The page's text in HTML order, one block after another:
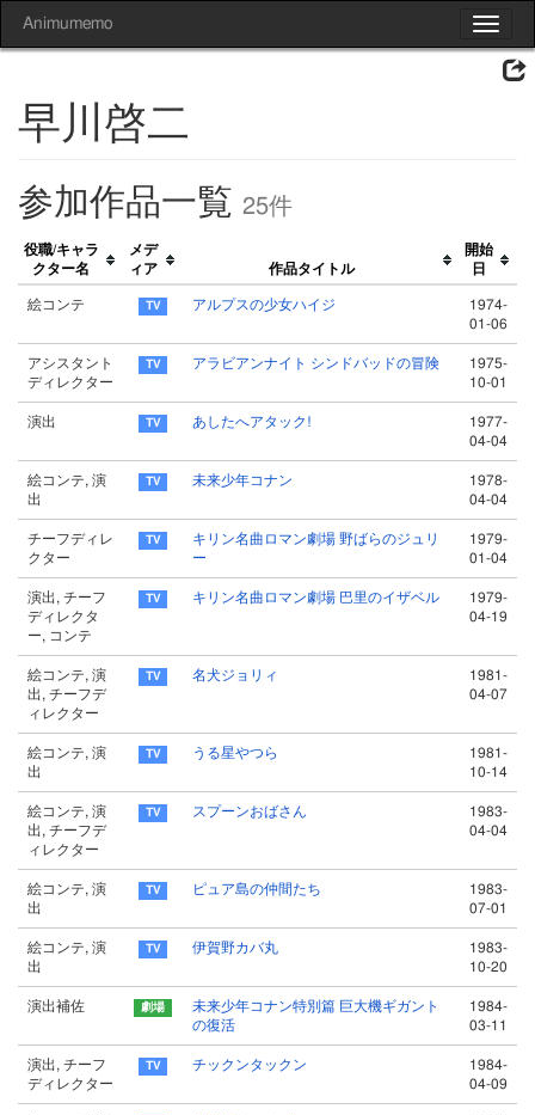
Toggle
Animumemo
早川啓二
参加作品一覧 25件
役職/キャラ
クター名
メデ
ィア
作品タイトル
開始
日
絵コンテ アルプスの少女ハイジ
1974-
01-06
アシスタント
ディレクター
アラビアンナイト シンドバッドの冒険
1975-
10-01
演出 あしたへアタック!
1977-
04-04
絵コンテ, 演
出
未来少年コナン
1978-
04-04
チーフディレ
クター
キリン名曲ロマン劇場 野ばらのジュリ
ー
1979-
01-04
演出, チーフ
ディレクタ
ー, コンテ
キリン名曲ロマン劇場 巴里のイザベル
1979-
04-19
絵コンテ, 演
出, チーフデ
ィレクター
名犬ジョリィ
1981-
04-07
絵コンテ, 演
出
うる星やつら
1981-
10-14
絵コンテ, 演
出, チーフデ
ィレクター
スプーンおばさん
1983-
04-04
絵コンテ, 演
出
ピュア島の仲間たち
1983-
07-01
絵コンテ, 演
出
伊賀野カバ丸
1983-
10-20
演出補佐
未来少年コナン特別篇 巨大機ギガント
の復活
1984-
03-11
演出, チーフ
ディレクター
チックンタックン
1984-
04-09